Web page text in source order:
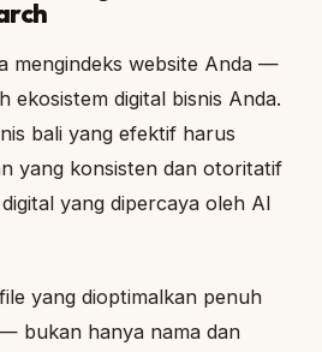
mengindeks website Anda —
ekosistem digital bisnis Anda.
bali yang efektif harus
yang konsisten dan otoritatif
yang dipercaya oleh AI
yang dioptimalkan penuh
bukan hanya nama dan